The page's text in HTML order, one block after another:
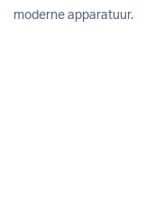
moderne apparatuur.